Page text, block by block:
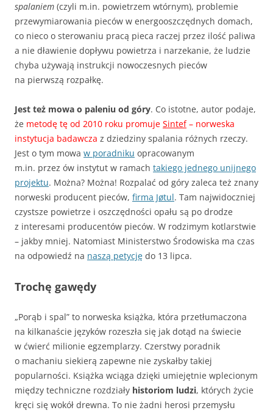
spalaniem (czyli m.in. powietrzem wtórnym), problemie
przewymiarowania pieców w energooszczędnych domach,
co nieco o sterowaniu pracą pieca raczej przez ilość paliwa
a nie dławienie dopływu powietrza i narzekanie, że ludzie
chyba używają instrukcji nowoczesnych pieców
na pierwszą rozpałkę.
Jest też mowa o paleniu od góry. Co istotne, autor podaje,
że metodę tę od 2010 roku promuje Sintef– norweska
instytucja badawcza z dziedziny spalania różnych rzeczy.
Jest o tym mowa w poradniku opracowanym
m.in. przez ów instytut w ramach takiego jednego unijnego
projektu. Można? Można! Rozpalać od góry zaleca też znany
norweski producent pieców, firma Jøtul. Tam najwidoczniej
czystsze powietrze i oszczędności opału są po drodze
z interesami producentów pieców. W rodzimym kotlarstwie
– jakby mniej. Natomiast Ministerstwo Środowiska ma czas
na odpowiedź na naszą petycję do 13 lipca.
Trochę gawędy
„Porąb i spal” to norweska książka, która przetłumaczona
na kilkanaście języków rozeszła się jak dotąd na świecie
w ćwierć milionie egzemplarzy. Czerstwy poradnik
o machaniu siekierą zapewne nie zyskałby takiej
popularności. Książka wciąga dzięki umiejętnie wplecionym
między techniczne rozdziały historiom ludzi, których życie
kręci się wokół drewna. To nie żadni herosi przemysłu